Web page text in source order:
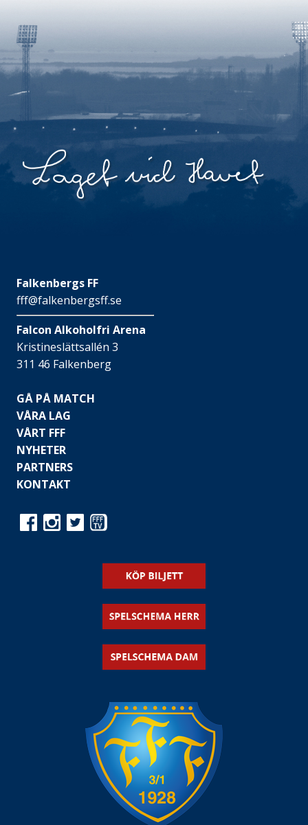
Falkenbergs FF
fff@falkenbergsff.se
Falcon Alkoholfri Arena
Kristineslättsallén 3
311 46 Falkenberg
GÅ PÅ MATCH
VÅRA LAG
VÅRT FFF
NYHETER
PARTNERS
KONTAKT